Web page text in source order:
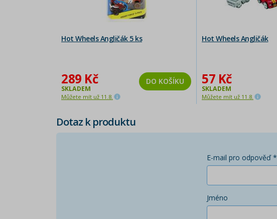
Hot Wheels Angličák 5 ks
289 Kč
SKLADEM
Můžete mít už 11.8.
DO KOŠÍKU
Hot Wheels Angličák
57 Kč
SKLADEM
Můžete mít už 11.8.
Dotaz k produktu
E-mail pro odpověď *
Jméno